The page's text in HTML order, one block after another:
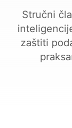
Stručni
zaštiti